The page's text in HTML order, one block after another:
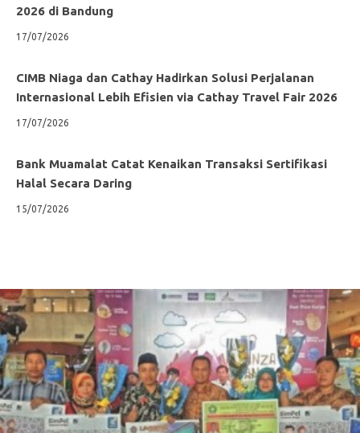
2026 di Bandung
17/07/2026
CIMB Niaga dan Cathay Hadirkan Solusi Perjalanan
Internasional Lebih Efisien via Cathay Travel Fair 2026
17/07/2026
Bank Muamalat Catat Kenaikan Transaksi Sertifikasi
Halal Secara Daring
15/07/2026